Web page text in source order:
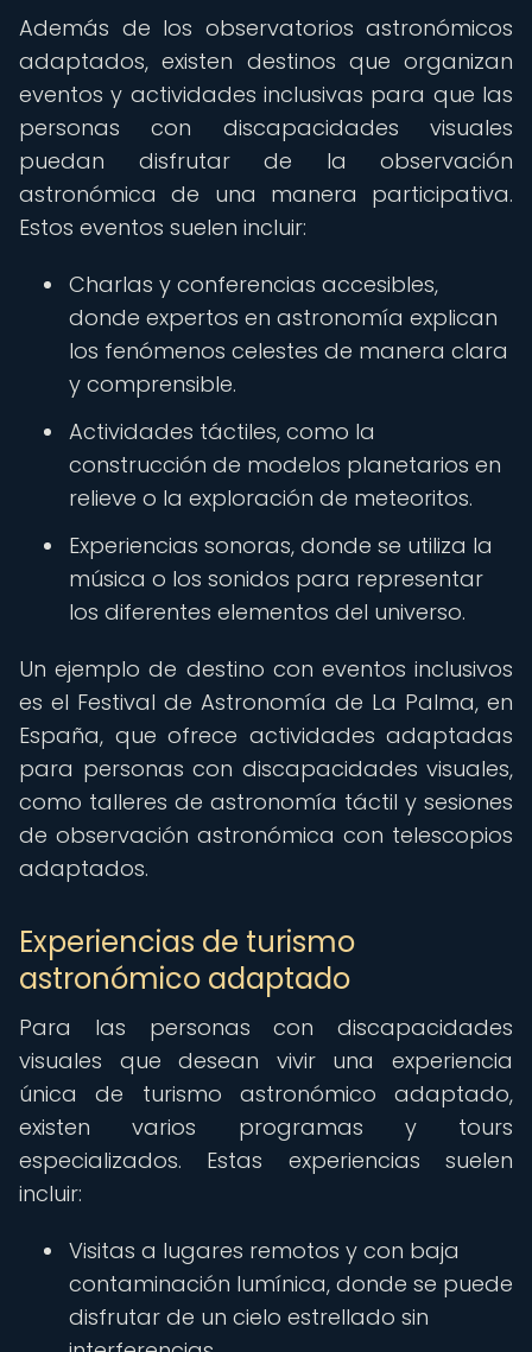
Además de los observatorios astronómicos
adaptados, existen destinos que organizan
eventos y actividades inclusivas para que las
personas con discapacidades visuales
puedan disfrutar de la observación
astronómica de una manera participativa.
Estos eventos suelen incluir:
Charlas y conferencias accesibles,
donde expertos en astronomía explican
los fenómenos celestes de manera clara
y comprensible.
Actividades táctiles, como la
construcción de modelos planetarios en
relieve o la exploración de meteoritos.
Experiencias sonoras, donde se utiliza la
música o los sonidos para representar
los diferentes elementos del universo.
Un ejemplo de destino con eventos inclusivos
es el Festival de Astronomía de La Palma, en
España, que ofrece actividades adaptadas
para personas con discapacidades visuales,
como talleres de astronomía táctil y sesiones
de observación astronómica con telescopios
adaptados.
Experiencias de turismo
astronómico adaptado
Para las personas con discapacidades
visuales que desean vivir una experiencia
única de turismo astronómico adaptado,
existen varios programas y tours
especializados. Estas experiencias suelen
incluir:
Visitas a lugares remotos y con baja
contaminación lumínica, donde se puede
disfrutar de un cielo estrellado sin